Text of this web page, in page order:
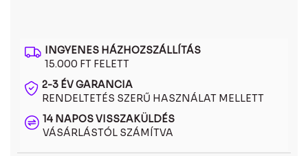
INGYENES HÁZHOZSZÁLLÍTÁS
15.000 FT FELETT
2-3 ÉV GARANCIA
RENDELTETÉS SZERŰ HASZNÁLAT MELLETT
14 NAPOS VISSZAKÜLDÉS
VÁSÁRLÁSTÓL SZÁMÍTVA